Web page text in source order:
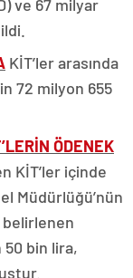
ve 67 milyar
KİT’ler arasında
72 milyon 655
ÖDENEK
KİT’ler içinde
Müdürlüğü’nün
belirlenen
50 bin lira,